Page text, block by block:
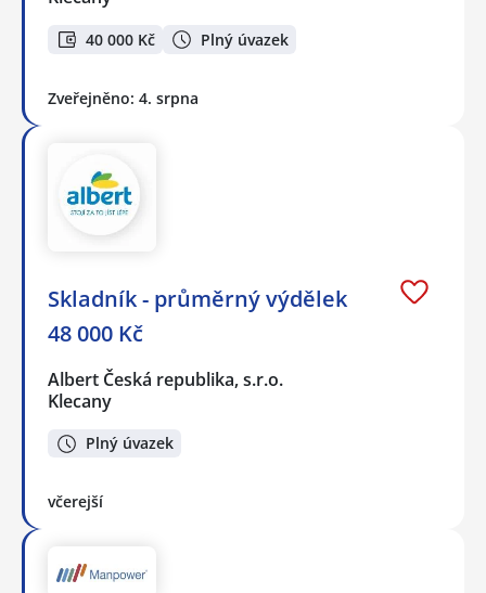
40 000 Kč Plný úvazek
Zveřejněno: 4. srpna
Skladník - průměrný výdělek
48 000 Kč
Albert Česká republika, s.r.o.
Klecany
Plný úvazek
včerejší